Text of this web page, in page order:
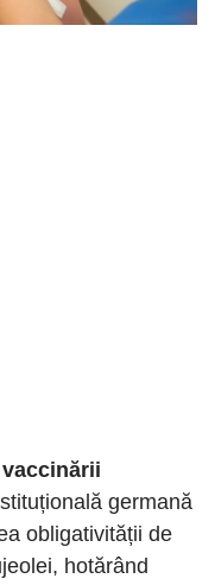
germană
obligativității de
hotărând